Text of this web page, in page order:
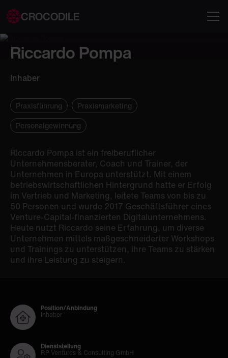
CROCODILE
Riccardo Pompa
Inhaber
Praxisführung
Praxismarketing
Personalgewinnung
Riccardo Pompa ist ein freiberuflicher
Unternehmensberater, Coach und Trainer, der
Unternehmen in Europa unterstützt. Mit einem
betriebswirtschaftlichen Hintergrund hatte er Erfolg
im Vertrieb und Marketing, leitete Teams von bis zu
50 Personen und wurde 2017 Geschäftsführer eines
Venture-Capital-finanzierten Digitalunternehmens.
Heute nutzt Riccardo seine Erfahrung, um diverse
Unternehmen mittels maßgeschneiderter Workshops
und Trainings zu unterstützen, ihre Teams zu stärken
und ihre Leistung zu steigern​.
Position/Anbindung
Inhaber
Dienststellung
RP Ventures & Consulting GmbH